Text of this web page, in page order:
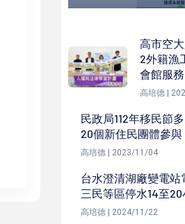
高市空
2外籍漁
會館服務
高培德 |
民政局112年移民節
20個新住民團體參與
高培德 | 2023/11/04
台水澄清湖廠變電
三民等區停水14至
高培德 | 2024/11/22